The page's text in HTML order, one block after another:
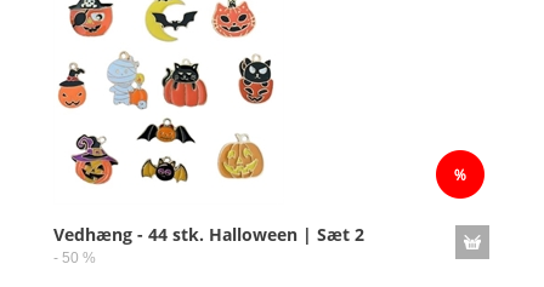
Vedhæng - 44 stk. Halloween | Sæt 2
- 50 %